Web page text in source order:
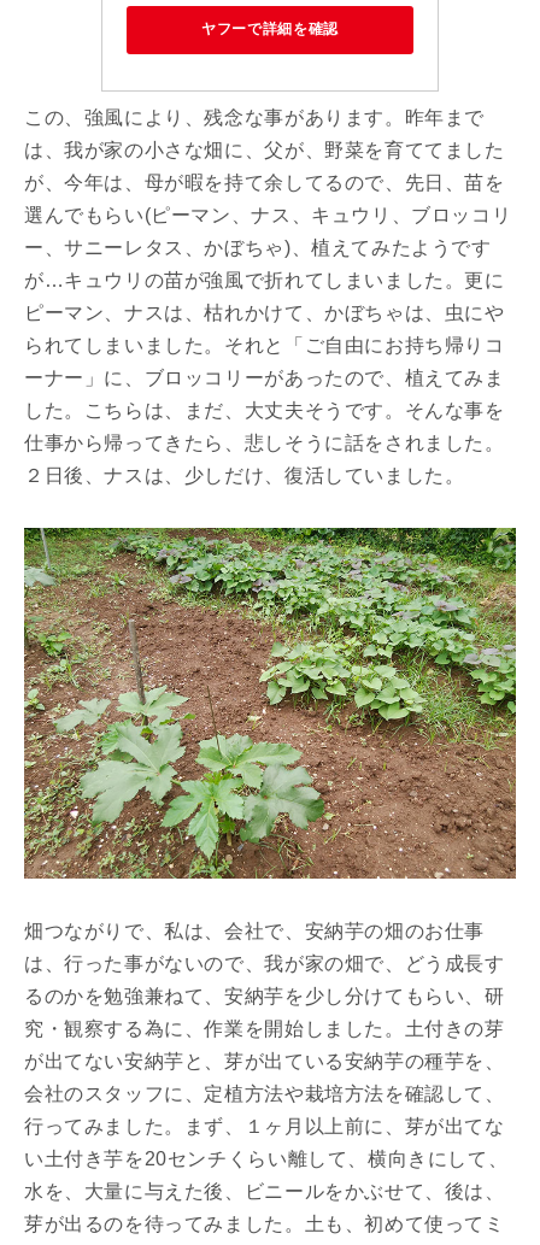
ヤフーで詳細を確認
この、強風により、残念な事があります。昨年まで
は、我が家の小さな畑に、父が、野菜を育ててました
が、今年は、母が暇を持て余してるので、先日、苗を
選んでもらい(ピーマン、ナス、キュウリ、ブロッコリ
ー、サニーレタス、かぼちゃ)、植えてみたようです
が…キュウリの苗が強風で折れてしまいました。更に
ピーマン、ナスは、枯れかけて、かぼちゃは、虫にや
られてしまいました。それと「ご自由にお持ち帰りコ
ーナー」に、ブロッコリーがあったので、植えてみま
した。こちらは、まだ、大丈夫そうです。そんな事を
仕事から帰ってきたら、悲しそうに話をされました。
２日後、ナスは、少しだけ、復活していました。
畑つながりで、私は、会社で、安納芋の畑のお仕事
は、行った事がないので、我が家の畑で、どう成長す
るのかを勉強兼ねて、安納芋を少し分けてもらい、研
究・観察する為に、作業を開始しました。土付きの芽
が出てない安納芋と、芽が出ている安納芋の種芋を、
会社のスタッフに、定植方法や栽培方法を確認して、
行ってみました。まず、１ヶ月以上前に、芽が出てな
い土付き芋を20センチくらい離して、横向きにして、
水を、大量に与えた後、ビニールをかぶせて、後は、
芽が出るのを待ってみました。土も、初めて使ってミ